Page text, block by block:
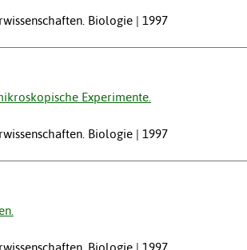
Biologie | 1997
Experimente.
Biologie | 1997
Biologie | 1997